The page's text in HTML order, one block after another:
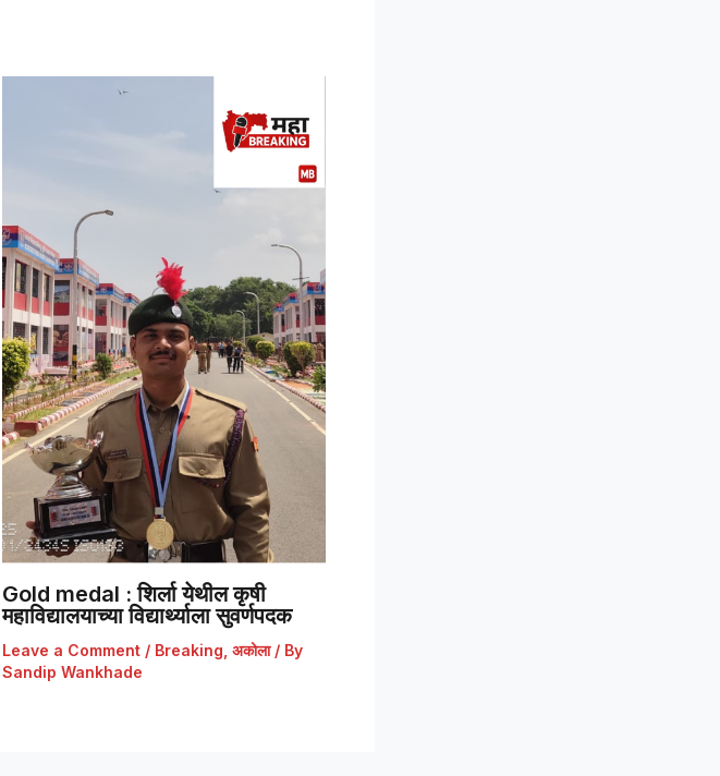
Gold medal : शिर्ला येथील कृषी
महाविद्यालयाच्या विद्यार्थ्याला सुवर्णपदक
Leave a Comment / Breaking अकोला/ By
Sandip Wankhade